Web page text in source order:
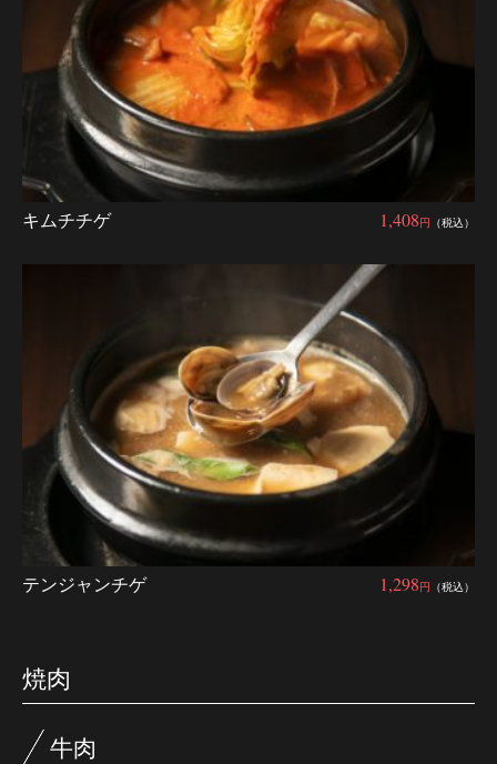
1,408円 （税込）
キムチチゲ
1,298円 （税込）
テンジャンチゲ
焼肉
牛肉